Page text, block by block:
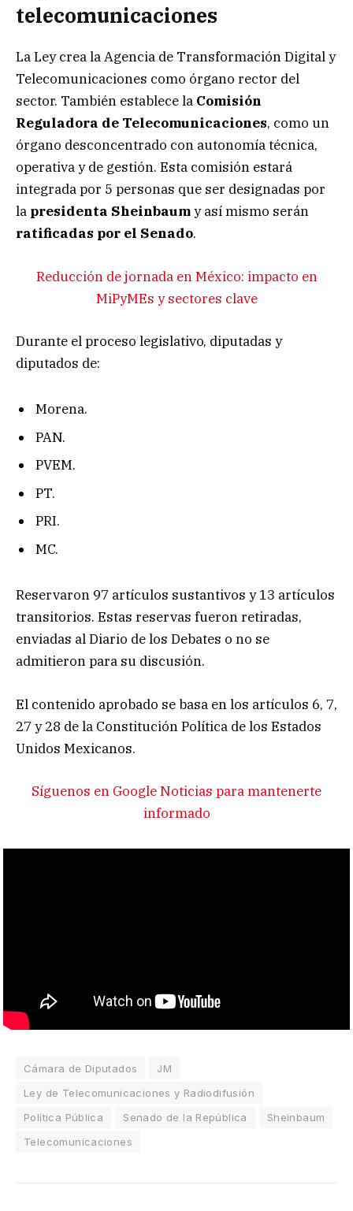
telecomunicaciones
La Ley crea la Agencia de Transformación Digital y
Telecomunicaciones como órgano rector del
sector. También establece la Comisión
Reguladora de Telecomunicaciones, como un
órgano desconcentrado con autonomía técnica,
operativa y de gestión. Esta comisión estará
integrada por 5 personas que ser designadas por
la presidenta Sheinbaumy así mismo serán
ratificadas por el Senado.
Reducción de jornada en México: impacto en
MiPyMEs y sectores clave
Durante el proceso legislativo, diputadas y
diputados de:
Morena.
PAN.
PVEM.
PT.
PRI.
MC.
Reservaron 97 artículos sustantivos y 13 artículos
transitorios. Estas reservas fueron retiradas,
enviadas al Diario de los Debates o no se
admitieron para su discusión.
El contenido aprobado se basa en los artículos 6, 7,
27 y 28 de la Constitución Política de los Estados
Unidos Mexicanos.
Síguenos en Google Noticias para mantenerte
informado
Cámara de Diputados
JM
Ley de Telecomunicaciones y Radiodifusión
Política Pública
Senado de la República
Sheinbaum
Telecomunicaciones